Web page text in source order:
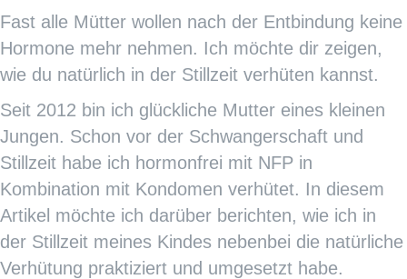
Fast alle Mütter wollen nach der Entbindung keine
Hormone mehr nehmen. Ich möchte dir zeigen,
wie du natürlich in der Stillzeit verhüten kannst.
Seit 2012 bin ich glückliche Mutter eines kleinen
Jungen. Schon vor der Schwangerschaft und
Stillzeit habe ich hormonfrei mit NFP in
Kombination mit Kondomen verhütet. In diesem
Artikel möchte ich darüber berichten, wie ich in
der Stillzeit meines Kindes nebenbei die natürliche
Verhütung praktiziert und umgesetzt habe.